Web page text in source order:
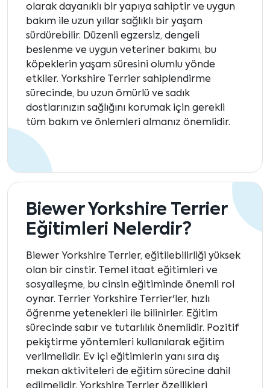
olarak dayanıklı bir yapıya sahiptir ve uygun
bakım ile uzun yıllar sağlıklı bir yaşam
sürdürebilir. Düzenli egzersiz, dengeli
beslenme ve uygun veteriner bakımı, bu
köpeklerin yaşam süresini olumlu yönde
etkiler. Yorkshire Terrier sahiplendirme
sürecinde, bu uzun ömürlü ve sadık
dostlarınızın sağlığını korumak için gerekli
tüm bakım ve önlemleri almanız önemlidir.
Biewer Yorkshire Terrier
Eğitimleri Nelerdir?
Biewer Yorkshire Terrier, eğitilebilirliği yüksek
olan bir cinstir. Temel itaat eğitimleri ve
sosyalleşme, bu cinsin eğitiminde önemli rol
oynar. Terrier Yorkshire Terrier'ler, hızlı
öğrenme yetenekleri ile bilinirler. Eğitim
sürecinde sabır ve tutarlılık önemlidir. Pozitif
pekiştirme yöntemleri kullanılarak eğitim
verilmelidir. Ev içi eğitimlerin yanı sıra dış
mekan aktiviteleri de eğitim sürecine dahil